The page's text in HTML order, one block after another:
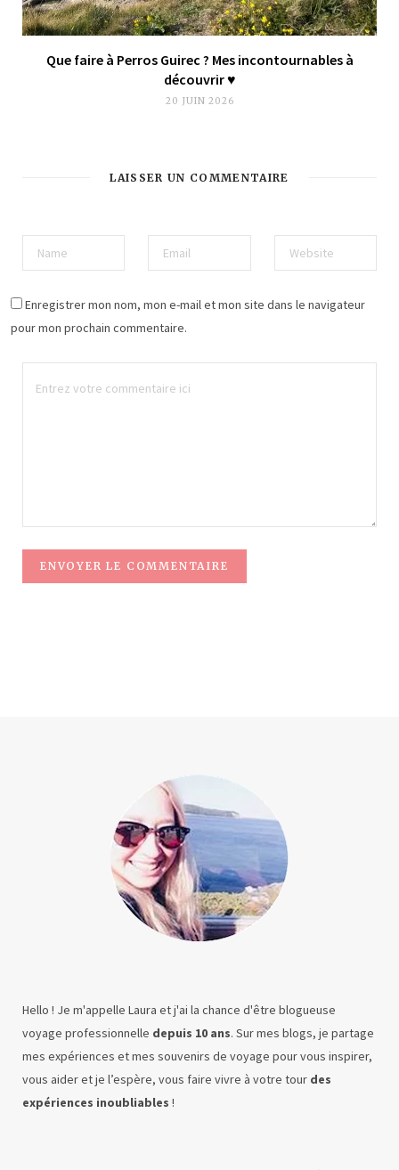
Que faire à Perros Guirec ? Mes incontournables à
découvrir ♥︎
20 JUIN 2026
LAISSER UN COMMENTAIRE
Enregistrer mon nom, mon e-mail et mon site dans le navigateur
pour mon prochain commentaire.
Hello ! Je m'appelle Laura et j'ai la chance d'être blogueuse
voyage professionnelle depuis 10 ans. Sur mes blogs, je partage
mes expériences et mes souvenirs de voyage pour vous inspirer,
vous aider et je l’espère, vous faire vivre à votre tour des
expériences inoubliables !